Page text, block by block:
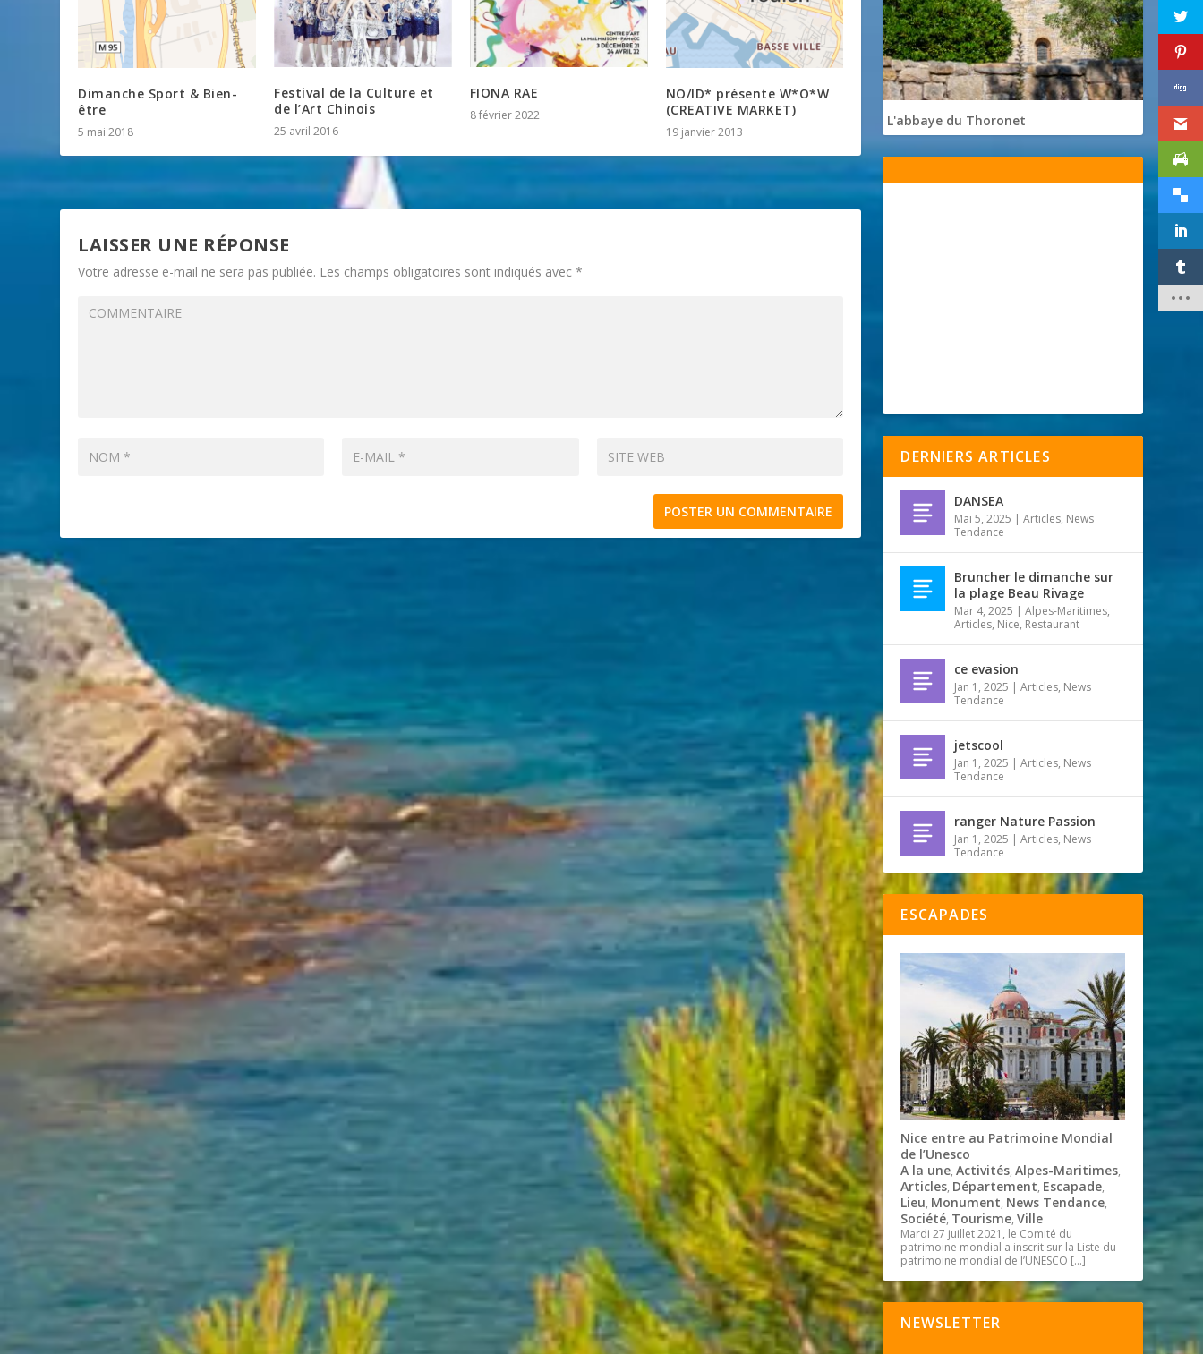
Dimanche Sport & Bien-
être
5 mai 2018
Festival de la Culture et
de l’Art Chinois
25 avril 2016
FIONA RAE
8 février 2022
NO/ID* présente W*O*W
(CREATIVE MARKET)
19 janvier 2013
LAISSER UNE RÉPONSE
Votre adresse e-mail ne sera pas publiée. Les champs obligatoires sont indiqués avec*
L'abbaye du Thoronet
DERNIERS ARTICLES
DANSEA
Mai 5, 2025 |Articles, News
Tendance
Bruncher le dimanche sur
la plage Beau Rivage
Mar 4, 2025 |Alpes-Maritimes,
Articles, Nice, Restaurant
ce evasion
Jan 1, 2025 |Articles, News
Tendance
jetscool
Jan 1, 2025 |Articles, News
Tendance
ranger Nature Passion
Jan 1, 2025 |Articles, News
Tendance
ESCAPADES
Nice entre au Patrimoine Mondial
de l’Unesco
A la une,Activités,Alpes-Maritimes,
Articles, Département, Escapade,
Lieu, Monument, News Tendance,
Société, Tourisme,Ville
Mardi 27 juillet 2021, le Comité du
patrimoine mondial a inscrit sur la Liste du
patrimoine mondial de l’UNESCO […]
NEWSLETTER